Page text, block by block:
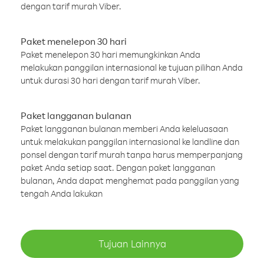
dengan tarif murah Viber.
Paket menelepon 30 hari
Paket menelepon 30 hari memungkinkan Anda
melakukan panggilan internasional ke tujuan pilihan Anda
untuk durasi 30 hari dengan tarif murah Viber.
Paket langganan bulanan
Paket langganan bulanan memberi Anda keleluasaan
untuk melakukan panggilan internasional ke landline dan
ponsel dengan tarif murah tanpa harus memperpanjang
paket Anda setiap saat. Dengan paket langganan
bulanan, Anda dapat menghemat pada panggilan yang
tengah Anda lakukan
Tujuan Lainnya